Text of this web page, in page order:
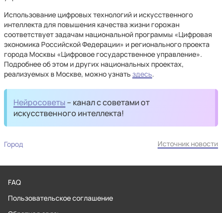
Использование цифровых технологий и искусственного
интеллекта для повышения качества жизни горожан
соответствует задачам национальной программы «Цифровая
экономика Российской Федерации» и регионального проекта
города Москвы «Цифровое государственное управление».
Подробнее об этом и других национальных проектах,
реализуемых в Москве, можно узнать здесь.
Нейросоветы – канал с советами от
искусственного интеллекта!
Город Источник новости
FAQ
Пользовательское соглашение